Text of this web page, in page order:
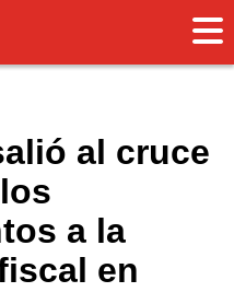
al cruce
a la
en